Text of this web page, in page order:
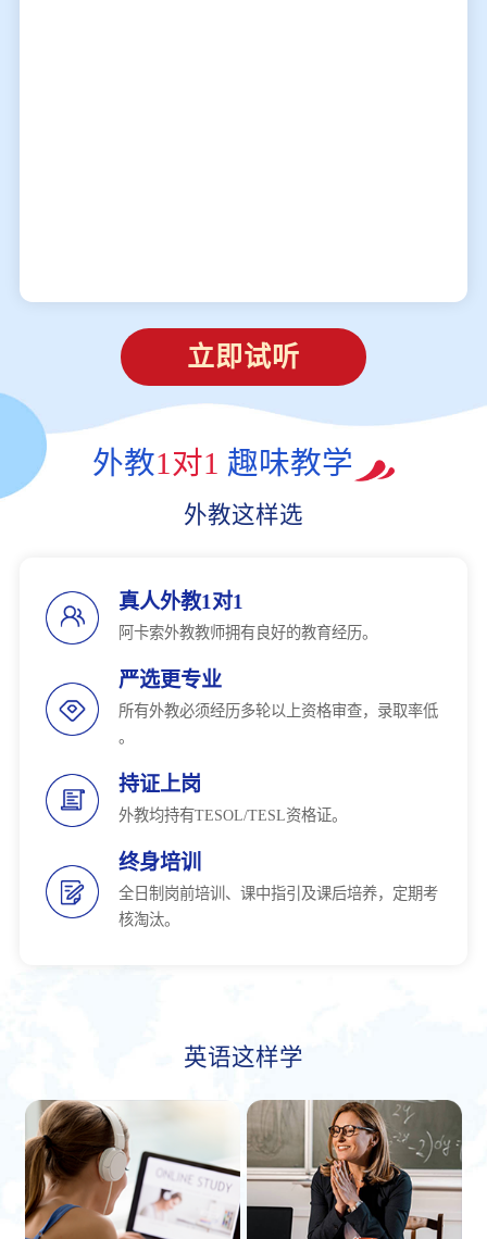
立即试听
外教1对1 趣味教学
外教这样选
真人外教1对1
阿卡索外教教师拥有良好的教育经历。
严选更专业
所有外教必须经历多轮以上资格审查，录取率低
。
持证上岗
外教均持有TESOL/TESL资格证。
终身培训
全日制岗前培训、课中指引及课后培养，定期考
核淘汰。
英语这样学